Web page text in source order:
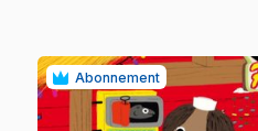
Abonnement